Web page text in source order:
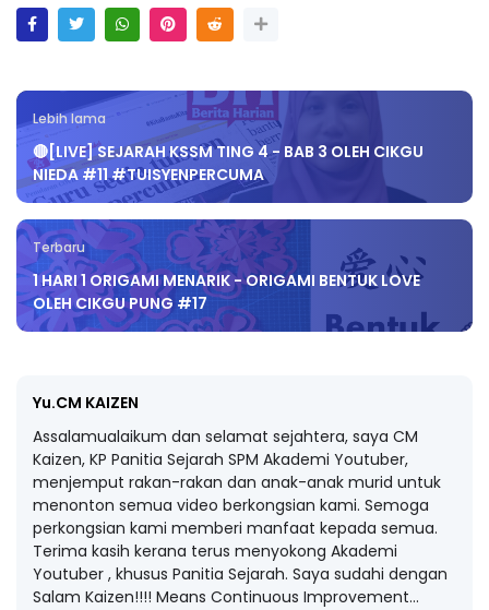
Lebih lama
🔴[LIVE] SEJARAH KSSM TING 4 - BAB 3 OLEH CIKGU
NIEDA #11 #TUISYENPERCUMA
Terbaru
1 HARI 1 ORIGAMI MENARIK - ORIGAMI BENTUK LOVE
OLEH CIKGU PUNG #17
Yu.CM KAIZEN
Assalamualaikum dan selamat sejahtera, saya CM
Kaizen, KP Panitia Sejarah SPM Akademi Youtuber,
menjemput rakan-rakan dan anak-anak murid untuk
menonton semua video berkongsian kami. Semoga
perkongsian kami memberi manfaat kepada semua.
Terima kasih kerana terus menyokong Akademi
Youtuber , khusus Panitia Sejarah. Saya sudahi dengan
Salam Kaizen!!!! Means Continuous Improvement...